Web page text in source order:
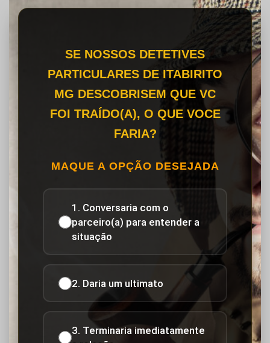
SE NOSSOS DETETIVES
PARTICULARES DE ITABIRITO
MG DESCOBRISEM QUE VC
FOI TRAÍDO(A), O QUE VOCE
FARIA?
MAQUE A OPÇÃO DESEJADA
1. Conversaria com o
parceiro(a) para entender a
situação
2. Daria um ultimato
3. Terminaria imediatamente